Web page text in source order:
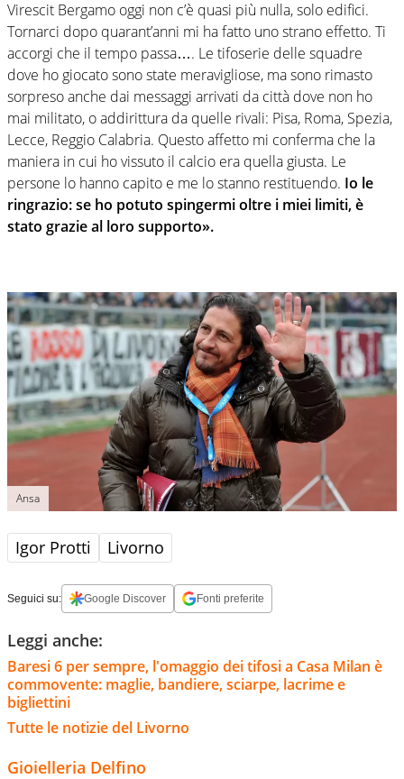
Virescit Bergamo oggi non c’è quasi più nulla, solo edifici.
Tornarci dopo quarant’anni mi ha fatto uno strano effetto. Ti
accorgi che il tempo passa…. Le tifoserie delle squadre
dove ho giocato sono state meravigliose, ma sono rimasto
sorpreso anche dai messaggi arrivati da città dove non ho
mai militato, o addirittura da quelle rivali: Pisa, Roma, Spezia,
Lecce, Reggio Calabria. Questo affetto mi conferma che la
maniera in cui ho vissuto il calcio era quella giusta. Le
persone lo hanno capito e me lo stanno restituendo. Io le
ringrazio: se ho potuto spingermi oltre i miei limiti, è
stato grazie al loro supporto».
Ansa
Igor Protti Livorno
Seguici su: Google Discover Fonti preferite
Leggi anche:
Baresi 6 per sempre, l'omaggio dei tifosi a Casa Milan è
commovente: maglie, bandiere, sciarpe, lacrime e
bigliettini
Tutte le notizie del Livorno
Gioielleria Delfino